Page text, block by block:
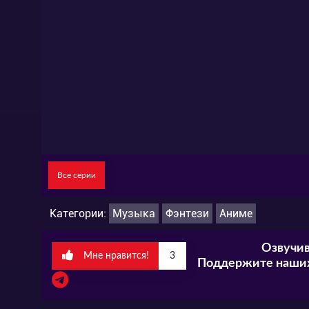
Все серии
Категории: Музыка Фэнтези Аниме
Мне нравится! 3
Поддержите